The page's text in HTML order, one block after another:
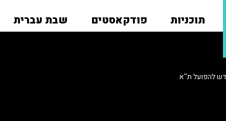
תוכניות פודקאסטים שבת עברית
להפועל ת''א